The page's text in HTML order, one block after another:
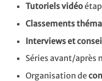
Tutoriels vidéo
Classements
Interviews et
Séries avant/après
Organisation de